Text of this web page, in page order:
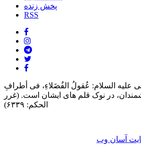
پخش زنده
RSS
علیه السلام: عُقولُ الفُضَلاءِ، فی أطرافِ
در نوک قلم هاى ایشان است. (غرر
الحکم: ۶۳۳۹)
آسان وب